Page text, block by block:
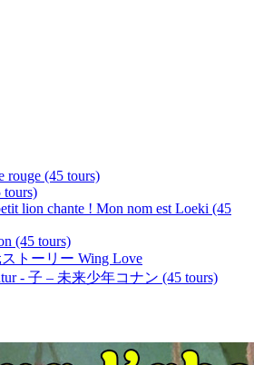
rouge (45 tours)
tours)
lion chante ! Mon nom est Loeki (45
(45 tours)
トーリー Wing Love
- 子 – 未来少年コナン (45 tours)